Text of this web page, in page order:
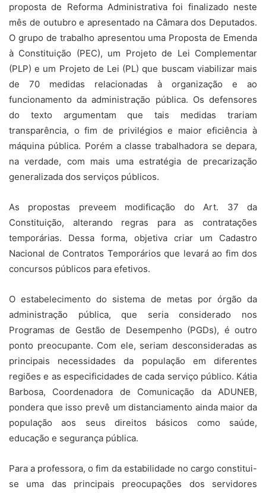
proposta de Reforma Administrativa foi finalizado neste
mês de outubro e apresentado na Câmara dos Deputados.
O grupo de trabalho apresentou uma Proposta de Emenda
à Constituição (PEC), um Projeto de Lei Complementar
(PLP) e um Projeto de Lei (PL) que buscam viabilizar mais
de 70 medidas relacionadas à organização e ao
funcionamento da administração pública. Os defensores
do texto argumentam que tais medidas trariam
transparência, o fim de privilégios e maior eficiência à
máquina pública. Porém a classe trabalhadora se depara,
na verdade, com mais uma estratégia de precarização
generalizada dos serviços públicos.
As propostas preveem modificação do Art. 37 da
Constituição, alterando regras para as contratações
temporárias. Dessa forma, objetiva criar um Cadastro
Nacional de Contratos Temporários que levará ao fim dos
concursos públicos para efetivos.
O estabelecimento do sistema de metas por órgão da
administração pública, que seria considerado nos
Programas de Gestão de Desempenho (PGDs), é outro
ponto preocupante. Com ele, seriam desconsideradas as
principais necessidades da população em diferentes
regiões e as especificidades de cada serviço público. Kátia
Barbosa, Coordenadora de Comunicação da ADUNEB,
pondera que isso prevê um distanciamento ainda maior da
população aos seus direitos básicos como saúde,
educação e segurança pública.
Para a professora, o fim da estabilidade no cargo constitui-
se uma das principais preocupações dos servidores